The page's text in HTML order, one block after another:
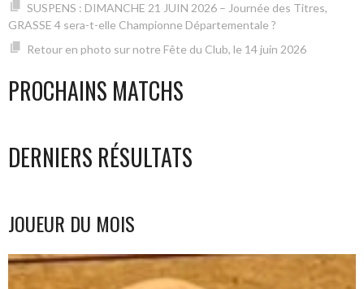
SUSPENS : DIMANCHE 21 JUIN 2026 – Journée des Titres,
GRASSE 4 sera-t-elle Championne Départementale ?
Retour en photo sur notre Fête du Club, le 14 juin 2026
PROCHAINS MATCHS
DERNIERS RÉSULTATS
JOUEUR DU MOIS